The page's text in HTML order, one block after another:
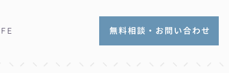
無料相談・お問い合わせ